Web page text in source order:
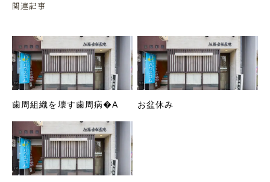
関連記事
歯周組織を壊す歯周病�A お盆休み